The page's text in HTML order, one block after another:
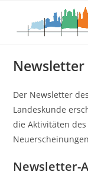
springen
Newsletter
Der Newsletter
Landeskunde
die Aktivitäten
Newsletter-